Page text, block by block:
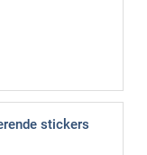
stickers